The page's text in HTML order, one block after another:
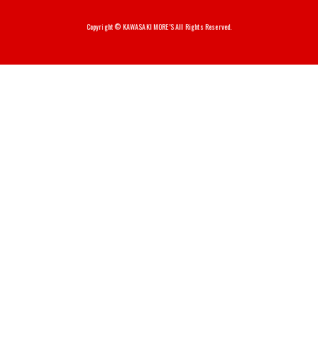
Copyright © KAWASAKI MORE’S All Rights Reserved.